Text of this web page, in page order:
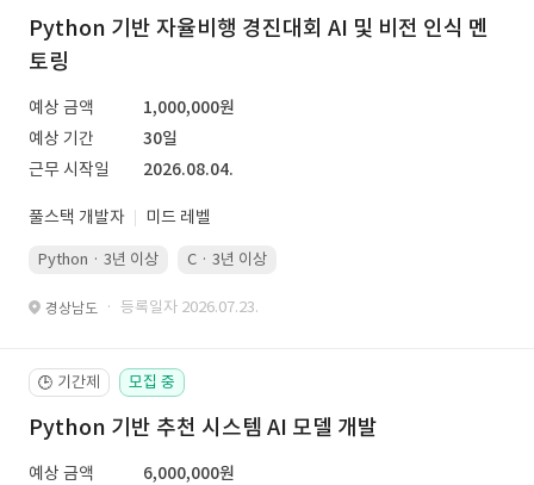
Python 기반 자율비행 경진대회 AI 및 비전 인식 멘
토링
예상 금액
1,000,000원
예상 기간
30일
근무 시작일
2026.08.04.
풀스택 개발자 미드 레벨
Python · 3년 이상 C · 3년 이상
경상남도 · 등록일자 2026.07.23.
🕒 기간제 모집 중
Python 기반 추천 시스템 AI 모델 개발
예상 금액
6,000,000원